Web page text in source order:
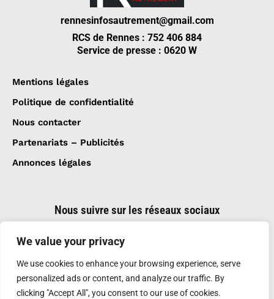
We value your privacy
We use cookies to enhance your browsing experience, serve
personalized ads or content, and analyze our traffic. By
clicking "Accept All", you consent to our use of cookies.
rennesinfosautrement@gmail.com
RCS de Rennes : 752 406 884
Service de presse : 0620 W
Mentions légales
Politique de confidentialité
Nous contacter
Partenariats – Publicités
Annonces légales
Nous suivre sur les réseaux sociaux